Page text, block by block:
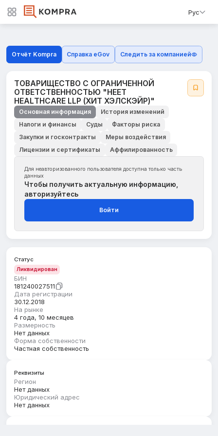
Рус
Отчёт Kompra Справка eGov Следить за компанией
ТОВАРИЩЕСТВО С ОГРАНИЧЕННОЙ
ОТВЕТСТВЕННОСТЬЮ "HEEТ
HEALТHCARE LLP (ХИТ ХЭЛСКЭЙР)"
Основная информация
История изменений
Налоги и финансы
Суды
Факторы риска
Закупки и госконтракты
Меры воздействия
Лицензии и сертификаты
Аффилированность
Для неавторизованного пользователя доступна только часть
данных
Чтобы получить актуальную информацию,
авторизуйтесь
Войти
Статус
Ликвидирован
БИН
181240027511
Дата регистрации
30.12.2018
На рынке
4 года, 10 месяцев
Размерность
Нет данных
Форма собственности
Частная собственность
Реквизиты
Регион
Нет данных
Юридический адрес
Нет данных